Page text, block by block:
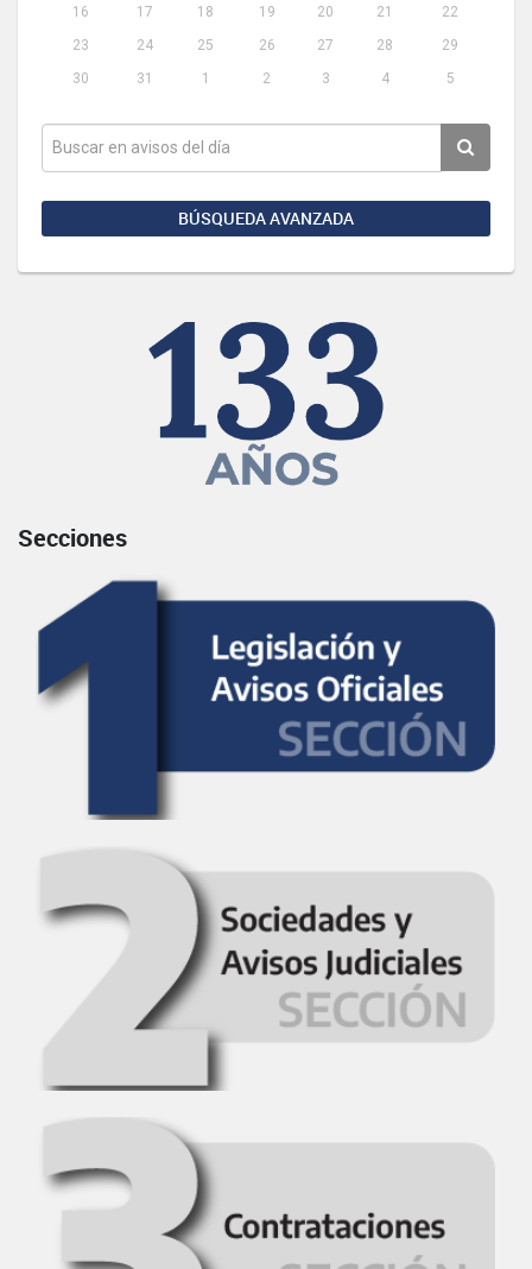
16
17 18 19 20 21
22
23
24 25 26 27 28
29
30
31 1 2 3 4 5
BÚSQUEDA AVANZADA
Secciones